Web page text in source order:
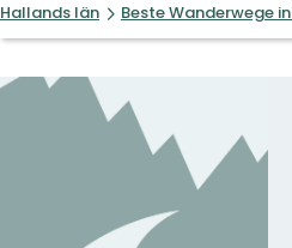
Hallands län Beste Wanderwege